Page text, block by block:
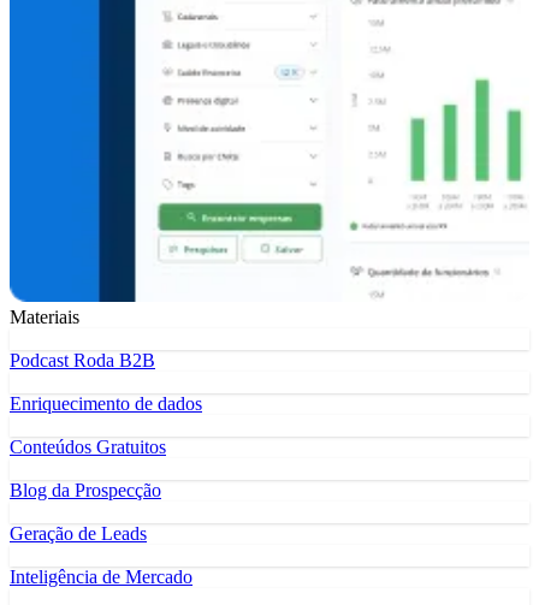
Materiais
Podcast Roda B2B
Enriquecimento de dados
Conteúdos Gratuitos
Blog da Prospecção
Geração de Leads
Inteligência de Mercado